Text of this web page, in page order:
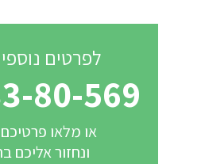
לפרטים
80-569
או מלאו
ונחזור אליכם